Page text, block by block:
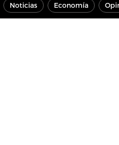
Noticias Economía